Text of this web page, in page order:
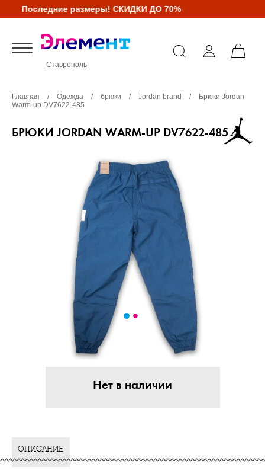
Последние размеры! СКИДКИ ДО 70%
Ставрополь
Главная / Одежда / брюки / Jordan brand /
Брюки Jordan
Warm-up DV7622-485
БРЮКИ JORDAN WARM-UP DV7622-485
Нет в наличии
ОПИСАНИЕ